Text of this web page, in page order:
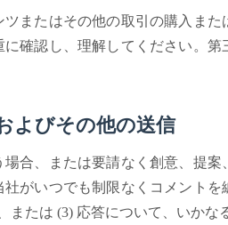
またはその他の取引の購入ま
確認し、理解してください。
よびその他の送信
合、または要請なく創意、提
がいつでも制限なくコメント
たは (3) 応答について、いかな